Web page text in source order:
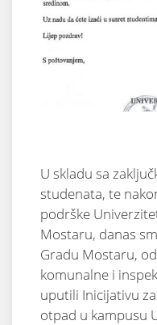
U skladu sa
studenata, te
podrške
Mostaru, danas
Gradu Mostaru,
komunalne i
uputili Inicijativu
otpad u kampusu